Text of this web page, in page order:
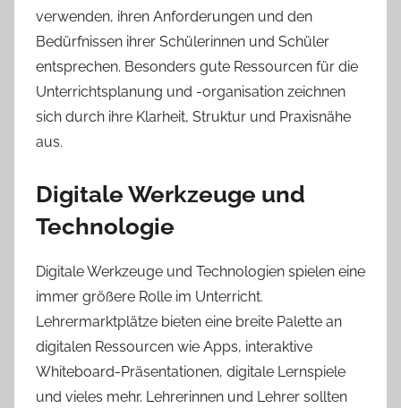
verwenden, ihren Anforderungen und den
Bedürfnissen ihrer Schülerinnen und Schüler
entsprechen. Besonders gute Ressourcen für die
Unterrichtsplanung und -organisation zeichnen
sich durch ihre Klarheit, Struktur und Praxisnähe
aus.
Digitale Werkzeuge und
Technologie
Digitale Werkzeuge und Technologien spielen eine
immer größere Rolle im Unterricht.
Lehrermarktplätze bieten eine breite Palette an
digitalen Ressourcen wie Apps, interaktive
Whiteboard-Präsentationen, digitale Lernspiele
und vieles mehr. Lehrerinnen und Lehrer sollten